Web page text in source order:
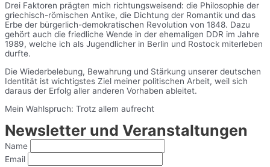
Drei Faktoren prägten mich richtungsweisend: die Philosophie der
griechisch-römischen Antike, die Dichtung der Romantik und das
Erbe der bürgerlich-demokratischen Revolution von 1848. Dazu
gehört auch die friedliche Wende in der ehemaligen DDR im Jahre
1989, welche ich als Jugendlicher in Berlin und Rostock miterleben
durfte.
Die Wiederbelebung, Bewahrung und Stärkung unserer deutschen
Identität ist wichtigstes Ziel meiner politischen Arbeit, weil sich
daraus der Erfolg aller anderen Vorhaben ableitet.
Mein Wahlspruch: Trotz allem aufrecht
Newsletter und Veranstaltungen
Name
Email